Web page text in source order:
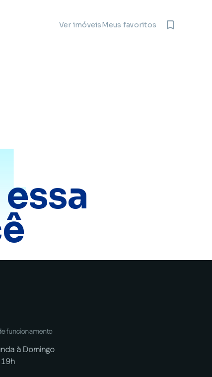
Ver imóveisMeus favoritos
funcionamento
à Domingo